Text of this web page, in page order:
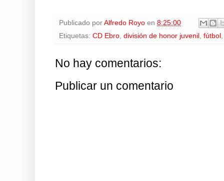
Publicado por Alfredo Royo en 8:25:00
Etiquetas: CD Ebro, división de honor juvenil , fútbol
No hay comentarios:
Publicar un comentario